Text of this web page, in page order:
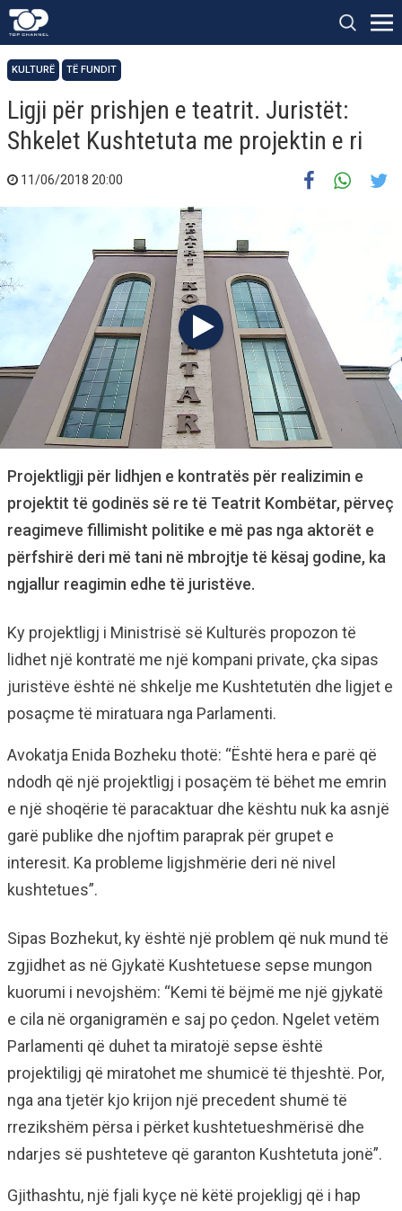
KULTURË TË FUNDIT
Ligji për prishjen e teatrit. Juristët:
Shkelet Kushtetuta me projektin e ri
11/06/2018 20:00
Projektligji për lidhjen e kontratës për realizimin e
projektit të godinës së re të Teatrit Kombëtar, përveç
reagimeve fillimisht politike e më pas nga aktorët e
përfshirë deri më tani në mbrojtje të kësaj godine, ka
ngjallur reagimin edhe të juristëve.
Ky projektligj i Ministrisë së Kulturës propozon të
lidhet një kontratë me një kompani private, çka sipas
juristëve është në shkelje me Kushtetutën dhe ligjet e
posaçme të miratuara nga Parlamenti.
Avokatja Enida Bozheku thotë: “Është hera e parë që
ndodh që një projektligj i posaçëm të bëhet me emrin
e një shoqërie të paracaktuar dhe kështu nuk ka asnjë
garë publike dhe njoftim paraprak për grupet e
interesit. Ka probleme ligjshmërie deri në nivel
kushtetues”.
Sipas Bozhekut, ky është një problem që nuk mund të
zgjidhet as në Gjykatë Kushtetuese sepse mungon
kuorumi i nevojshëm: “Kemi të bëjmë me një gjykatë
e cila në organigramën e saj po çedon. Ngelet vetëm
Parlamenti që duhet ta miratojë sepse është
projektiligj që miratohet me shumicë të thjeshtë. Por,
nga ana tjetër kjo krijon një precedent shumë të
rrezikshëm përsa i përket kushtetueshmërisë dhe
ndarjes së pushteteve që garanton Kushtetuta jonë”.
Gjithashtu, një fjali kyçe në këtë projekligj që i hap